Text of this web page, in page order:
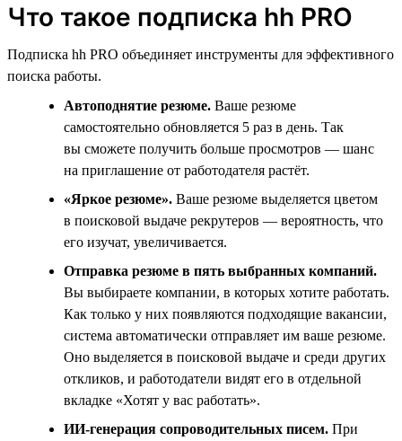
Что такое подписка hh PRO
Подписка hh PRO объединяет инструменты для эффективного
поиска работы.
Автоподнятие резюме. Ваше резюме
самостоятельно обновляется 5 раз в день. Так
вы сможете получить больше просмотров — шанс
на приглашение от работодателя растёт.
«Яркое резюме». Ваше резюме выделяется цветом
в поисковой выдаче рекрутеров — вероятность, что
его изучат, увеличивается.
Отправка резюме в пять выбранных компаний.
Вы выбираете компании, в которых хотите работать.
Как только у них появляются подходящие вакансии,
система автоматически отправляет им ваше резюме.
Оно выделяется в поисковой выдаче и среди других
откликов, и работодатели видят его в отдельной
вкладке «Хотят у вас работать».
ИИ-генерация сопроводительных писем. При